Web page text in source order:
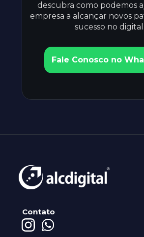
descubra como podemos
empresa a alcançar novos
sucesso no digital.
Fale Conosco no
Contato